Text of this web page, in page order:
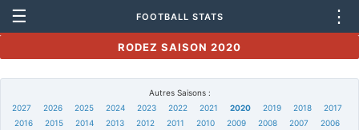
☰ FOOTBALL STATS ⋮
RODEZ SAISON 2020
Autres Saisons :
2027
2026 2025 2024 2023 2022 2021 2020 2019 2018
2017
2016
2015 2014 2013 2012 2011 2010 2009 2008 2007
2006